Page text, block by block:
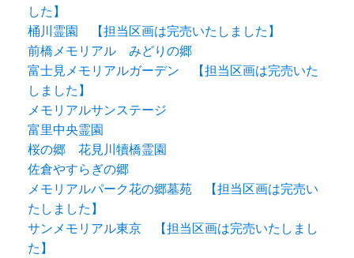
した】
桶川霊園 【担当区画は完売いたしました】
前橋メモリアル みどりの郷
富士見メモリアルガーデン 【担当区画は完売いた
しました】
メモリアルサンステージ
富里中央霊園
桜の郷 花見川犢橋霊園
佐倉やすらぎの郷
メモリアルパーク花の郷墓苑 【担当区画は完売い
たしました】
サンメモリアル東京 【担当区画は完売いたしまし
た】